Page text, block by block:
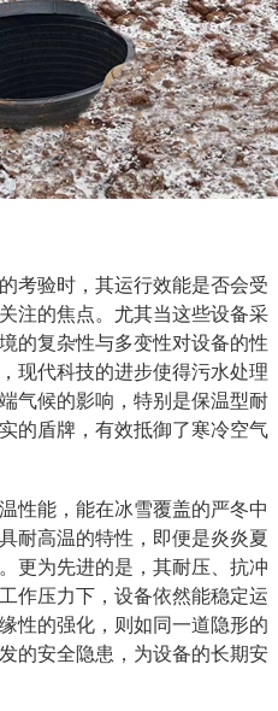
考验时，其运行效能是否会受
注的焦点。尤其当这些设备采
的复杂性与多变性对设备的性
现代科技的进步使得污水处理
气候的影响，特别是保温型耐
的盾牌，有效抵御了寒冷空气
性能，能在冰雪覆盖的严冬中
耐高温的特性，即便是炎炎夏
更为先进的是，其耐压、抗冲
作压力下，设备依然能稳定运
性的强化，则如同一道隐形的
的安全隐患，为设备的长期安